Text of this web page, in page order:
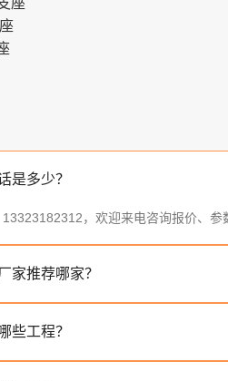
是多少？
，欢迎来电咨询报价、参
家推荐哪家？
些工程？